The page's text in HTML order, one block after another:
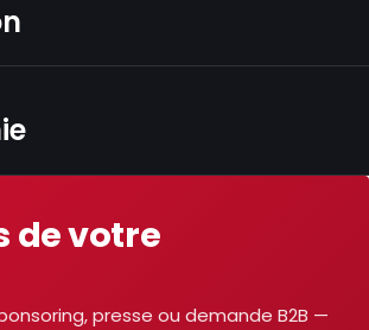
de votre
presse ou demande B2B —